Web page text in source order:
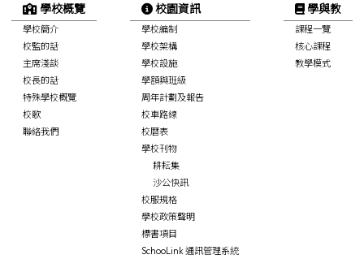
學校概覽
學校簡介
校監的話
主席淺談
校長的話
特殊學校概覽
校歌
聯絡我們
校園資訊
學校編制
學校架構
學校設施
學額與班級
周年計劃及報告
校車路線
校曆表
學校刊物
耕耘集
沙公快訊
校服規格
學校政策聲明
標書項目
SchooLink 通訊管理系統
學與教
課程一覽
核心課程
教學模式